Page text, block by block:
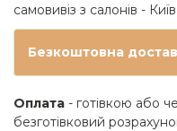
самовивіз з салонів -
Безкоштовна
Оплата - готівкою або
безготівковий